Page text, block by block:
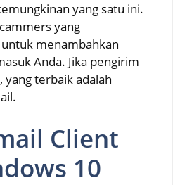
yang satu ini.
yang
menambahkan
Anda. Jika pengirim
yang terbaik adalah
Client
10